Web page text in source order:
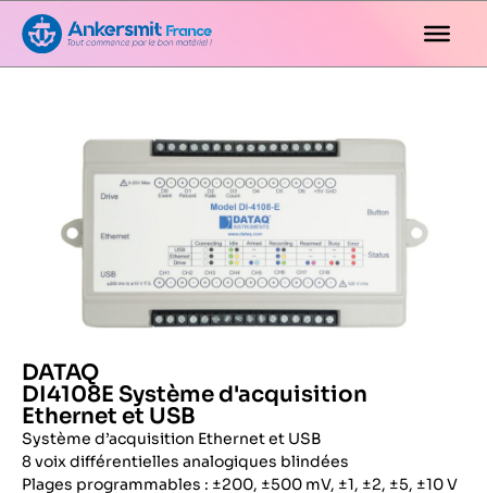
DATAQ
DI4108E Système d'acquisition
Ethernet et USB
Système d’acquisition Ethernet et USB
8 voix différentielles analogiques blindées
Plages programmables : ±200, ±500 mV, ±1, ±2, ±5, ±10 V